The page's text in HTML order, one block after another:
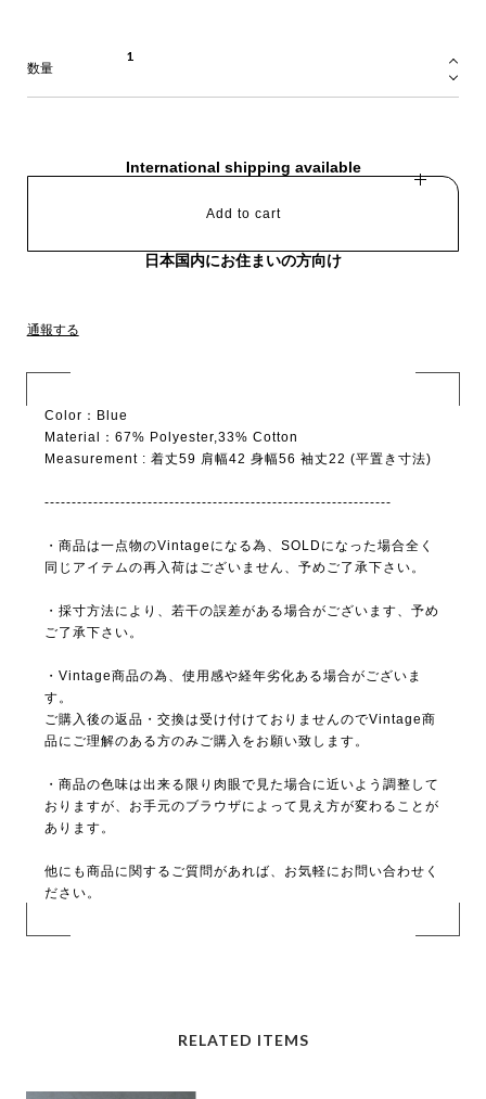
数量
International shipping available
Add to cart
日本国内にお住まいの方向け
通報する
Color：Blue
Material：67% Polyester,33% Cotton
Measurement : 着丈59 肩幅42 身幅56 袖丈22 (平置き寸法)
----------------------------------------------------------------
・商品は一点物のVintageになる為、SOLDになった場合全く
同じアイテムの再入荷はございません、予めご了承下さい。
・採寸方法により、若干の誤差がある場合がございます、予め
ご了承下さい。
・Vintage商品の為、使用感や経年劣化ある場合がございま
す。
ご購入後の返品・交換は受け付けておりませんのでVintage商
品にご理解のある方のみご購入をお願い致します。
・商品の色味は出来る限り肉眼で見た場合に近いよう調整して
おりますが、お手元のブラウザによって見え方が変わることが
あります。
他にも商品に関するご質問があれば、お気軽にお問い合わせく
ださい。
RELATED ITEMS